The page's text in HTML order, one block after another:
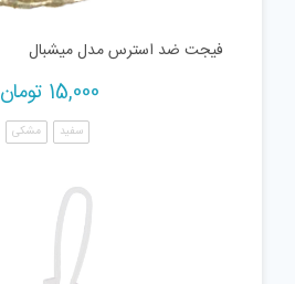
فیجت ضد استرس مدل میشبال
15,000 تومان
سفید مشکی